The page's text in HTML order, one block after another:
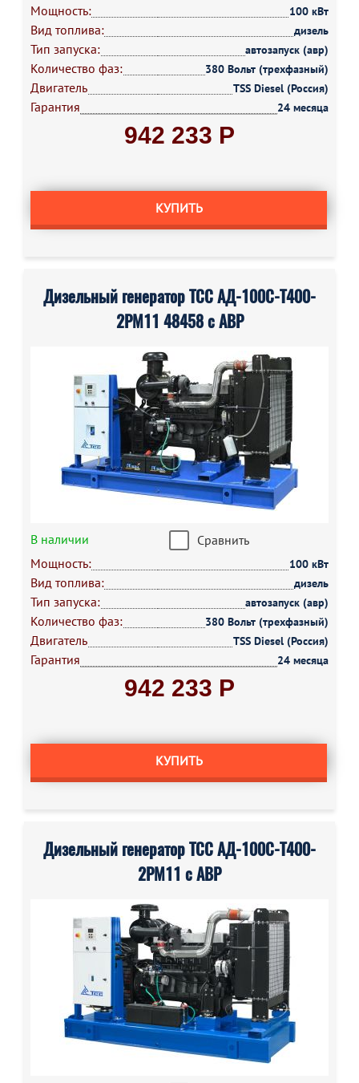
Мощность:
100 кВт
Вид топлива: дизель
Тип запуска: автозапуск (авр)
Количество фаз: 380 Вольт (трехфазный)
Двигатель TSS Diesel (Россия)
Гарантия 24 месяца
942 233 Р
КУПИТЬ
Дизельный генератор ТСС АД-100С-Т400-
2РМ11 48458 с АВР
В наличии
Сравнить
Мощность:
100 кВт
Вид топлива: дизель
Тип запуска: автозапуск (авр)
Количество фаз: 380 Вольт (трехфазный)
Двигатель TSS Diesel (Россия)
Гарантия 24 месяца
942 233 Р
КУПИТЬ
Дизельный генератор ТСС АД-100С-Т400-
2РМ11 с АВР